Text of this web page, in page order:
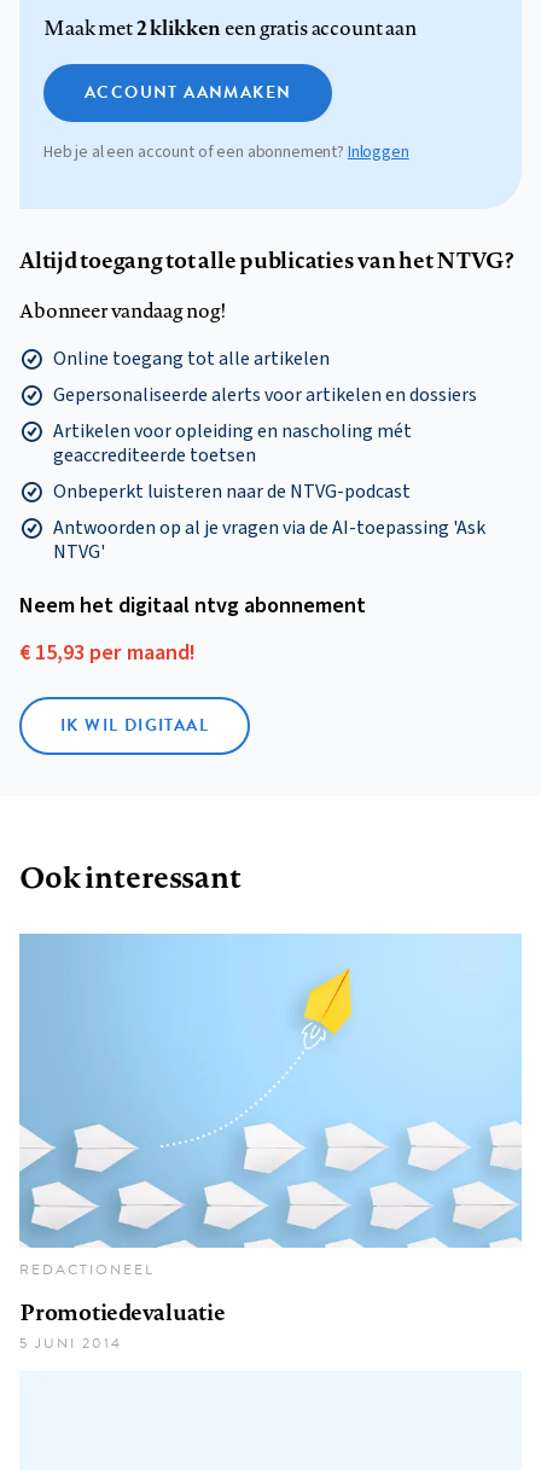
Maak met2 klikkeneen gratis account aan
ACCOUNT AANMAKEN
Heb je al een account of een abonnement? Inloggen
Altijd toegang tot alle publicaties van het NTVG?
Abonneer vandaag nog!
Online toegang tot alle artikelen
Gepersonaliseerde alerts voor artikelen en dossiers
Artikelen voor opleiding en nascholing mét
geaccrediteerde toetsen
Onbeperkt luisteren naar de NTVG-podcast
Antwoorden op al je vragen via de AI-toepassing 'Ask
NTVG'
Neem het digitaal ntvg abonnement
€ 15,93 per maand!
IK WIL DIGITAAL
Ook interessant
REDACTIONEEL
Promotiedevaluatie
5 JUNI 2014